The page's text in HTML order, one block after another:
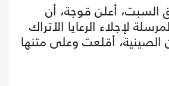
أعلن قوجة، أن
لإجلاء الرعايا الأتراك
أقلعت وعلى متنها